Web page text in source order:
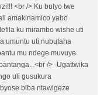
<br /> Ku bulyo twe
amakinamico yabo
ku mirambo wishe uti
umuntu uti nubutaha
mu ndege muvuye
/> -Ugattwika
uli gusukura
biba ntawigeze